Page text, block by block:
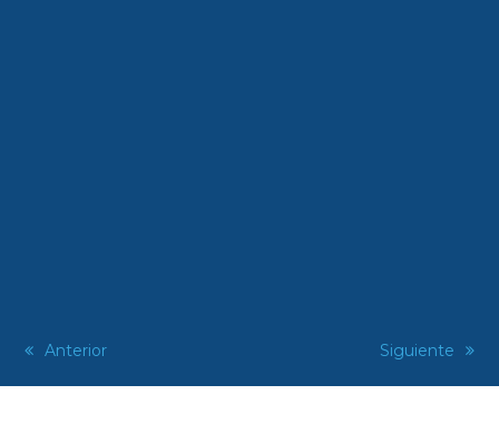
previous
Anterior
next
Siguiente